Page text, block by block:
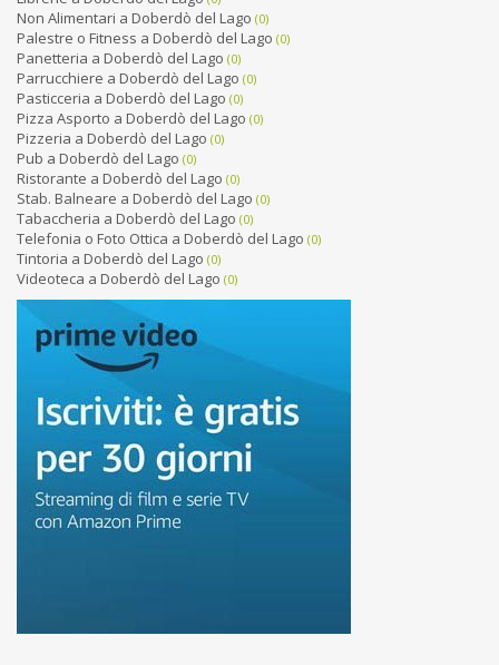
Non Alimentari a Doberdò del Lago (0)
Palestre o Fitness a Doberdò del Lago (0)
Panetteria a Doberdò del Lago (0)
Parrucchiere a Doberdò del Lago (0)
Pasticceria a Doberdò del Lago (0)
Pizza Asporto a Doberdò del Lago (0)
Pizzeria a Doberdò del Lago (0)
Pub a Doberdò del Lago (0)
Ristorante a Doberdò del Lago (0)
Stab. Balneare a Doberdò del Lago (0)
Tabaccheria a Doberdò del Lago (0)
Telefonia o Foto Ottica a Doberdò del Lago (0)
Tintoria a Doberdò del Lago (0)
Videoteca a Doberdò del Lago (0)